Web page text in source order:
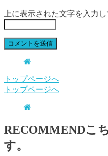
上に表示された文字を入力し
トップページへ
トップページへ
RECOMMENDこ
す。